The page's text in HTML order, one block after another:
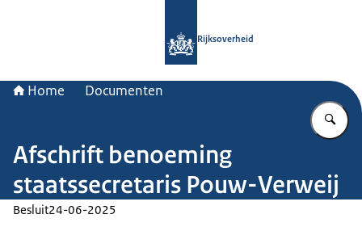
Rijksoverheid
Home Documenten
Afschrift benoeming
staatssecretaris Pouw-Verweij
Besluit24-06-2025